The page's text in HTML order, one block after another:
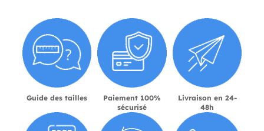
Guide des tailles
Paiement 100%
sécurisé
Livraison en 24-
48h